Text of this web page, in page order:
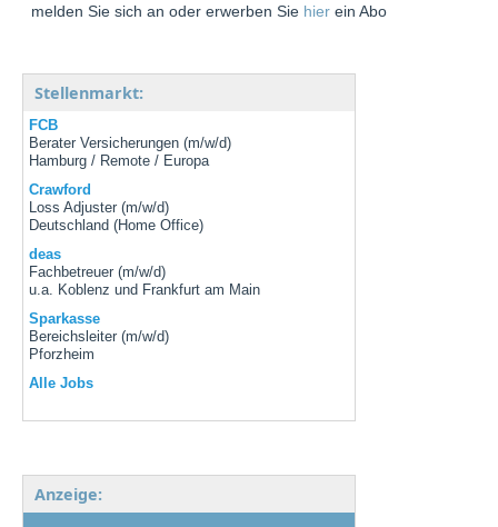
melden Sie sich an oder erwerben Sie hier ein Abo
Stellenmarkt:
FCB
Berater Versicherungen (m/w/d)
Hamburg / Remote / Europa
Crawford
Loss Adjuster (m/w/d)
Deutschland (Home Office)
deas
Fachbetreuer (m/w/d)
u.a. Koblenz und Frankfurt am Main
Sparkasse
Bereichsleiter (m/w/d)
Pforzheim
Alle Jobs
Anzeige: